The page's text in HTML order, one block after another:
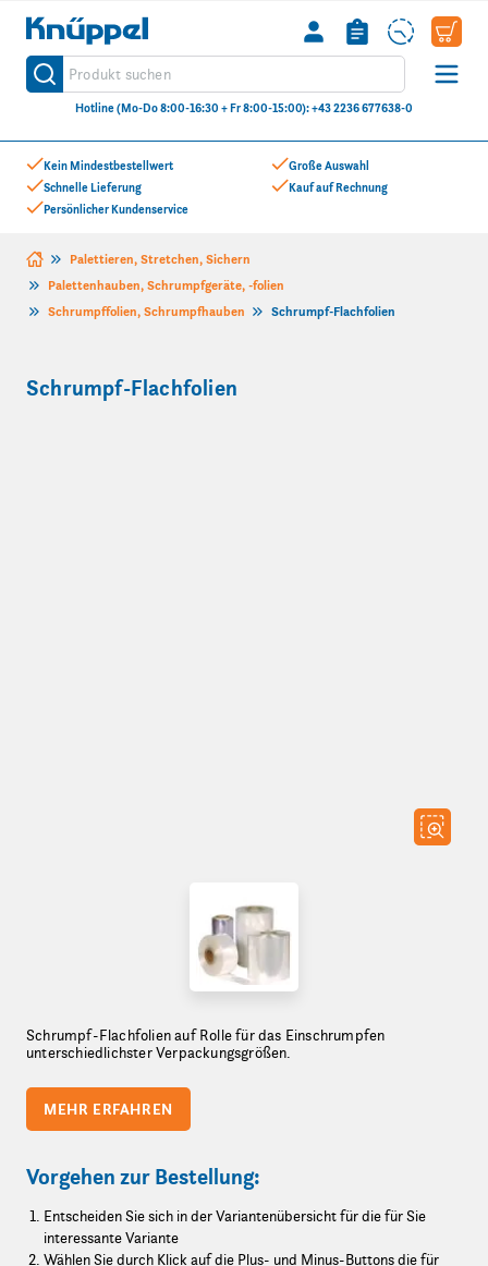
Kein Mindestbestellwert
Schnelle Lieferung
Persönlicher Kundenservice
Große Auswahl
Kauf auf Rechnung
Knüppel
Produkt suchen
Suche
Hotline (Mo-Do 8:00-16:30 + Fr 8:00-15:00): +43 2236 677638-0
Zum Inhalt springen
Palettieren, Stretchen, Sichern
Palettenhauben, Schrumpfgeräte, -folien
Schrumpffolien, Schrumpfhauben
Schrumpf-Flachfolien
Schrumpf-Flachfolien
Schrumpf-Flachfolien auf Rolle für das Einschrumpfen
unterschiedlichster Verpackungsgrößen.
MEHR ERFAHREN
Vorgehen zur Bestellung:
Entscheiden Sie sich in der Variantenübersicht für die für Sie
interessante Variante
Wählen Sie durch Klick auf die Plus- und Minus-Buttons die für